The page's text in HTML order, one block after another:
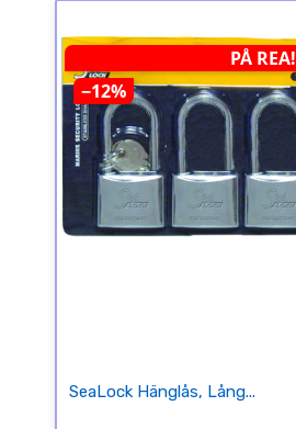
PÅ REA!
−12%
SeaLock Hänglås, Lång...